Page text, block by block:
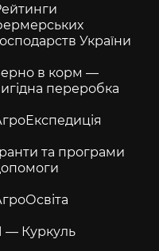
України
в корм —
переробка
та програми
— Куркуль